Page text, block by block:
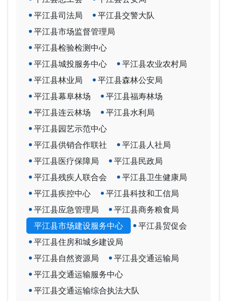
平江县司法局
平江县交警大队
平江县市场监督管理局
平江县检验检测中心
平江县城投服务中心
平江县农业农村局
平江县林业局
平江县森林公安局
平江县幕阜林场
平江县福寿林场
平江县连云林场
平江县水利局
平江县园艺示范中心
平江县供销合作联社
平江县人社局
平江县医疗保障局
平江县民政局
平江县残疾人联合会
平江县卫生健康局
平江县疾控中心
平江县科技和工信局
平江县应急管理局
平江县商务粮食局
平江县市场建设服务中心
平江县贸促会
平江县住房和城乡建设局
平江县自然资源局
平江县交通运输局
平江县交通运输服务中心
平江县交通运输综合执法大队